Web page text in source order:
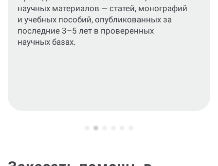
введения, теоретической, практической
частей и заключения.Можем отправлять
материал по главам для оперативного
исправления недочетов: приступим к